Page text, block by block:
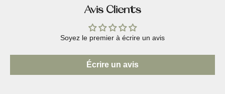
Avis Clients
Soyez le premier à écrire un avis
Écrire un avis